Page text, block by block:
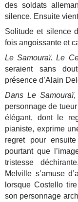
des soldats
silence. Ensuite
Solitude et silence
fois angoissante et
Le Samouraï. Le
seraient sans
présence d’Alain
Dans Le Samouraï,
personnage de
élégant, dont le
pianiste, exprime
regret pour
pourtant que
tristesse
Melville s’amuse
lorsque Costello
son personnage